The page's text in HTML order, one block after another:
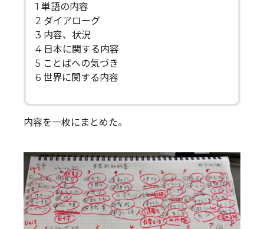
1 単語の内容
2 ダイアローグ
3 内容、状況
4 日本に関する内容
5 ことばへの気づき
6 世界に関する内容
内容を一枚にまとめた。